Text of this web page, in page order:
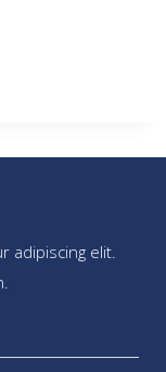
adipiscing elit.